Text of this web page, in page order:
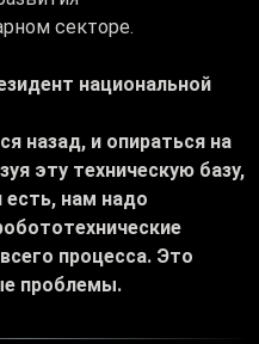
секторе.
национальной
назад, и опираться на
эту техническую базу,
есть, нам надо
процесса. Это
проблемы.